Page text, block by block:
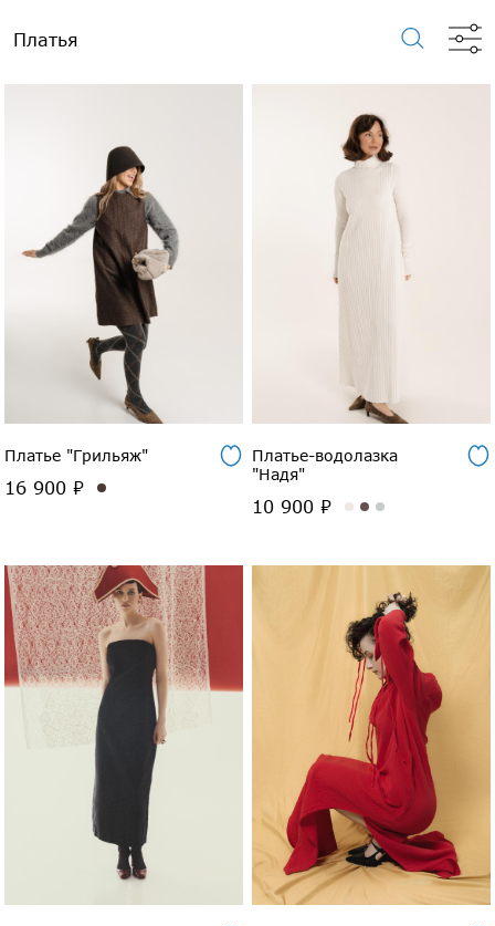
Платья
Платье "Грильяж"
16 900 ₽
Платье-водолазка
"Надя"
10 900 ₽